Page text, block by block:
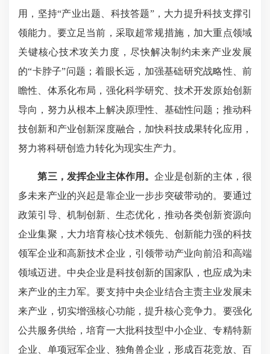
用，坚持“产业出题、科技答题”，大力提升科技支撑引
领能力。要立足当前，采取超常规措施，加大重点领域
关键核心技术攻关力度，尽快解决制约未来产业发展
的“卡脖子”问题；着眼长远，加强基础研究战略性、前
瞻性、体系化布局，强化科学研究、技术开发原始创新
导向，努力从根本上解决原理性、基础性问题；推动科
技创新和产业创新深度融合，加快科技成果转化应用，
努力将科研创造力转化为现实生产力。
第三，发挥企业主体作用。企业是创新的主体，很
多未来产业的兴起是靠企业一步步突破带动的。要通过
政策引导、机制创新、生态优化，推动各类创新资源向
企业集聚，大力培育核心技术领先、创新能力强的科技
领军企业和高新技术企业，引领带动产业向前沿和高端
领域迈进。中央企业是科技创新的国家队，也应成为未
来产业的主力军。要支持中央企业结合主责主业发展未
来产业，切实增强核心功能，提升核心竞争力。要强化
公共服务供给，培育一大批科技型中小企业、专精特新
企业、单项冠军企业、独角兽企业，形成百花竞放、百